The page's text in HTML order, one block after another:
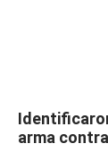
arma